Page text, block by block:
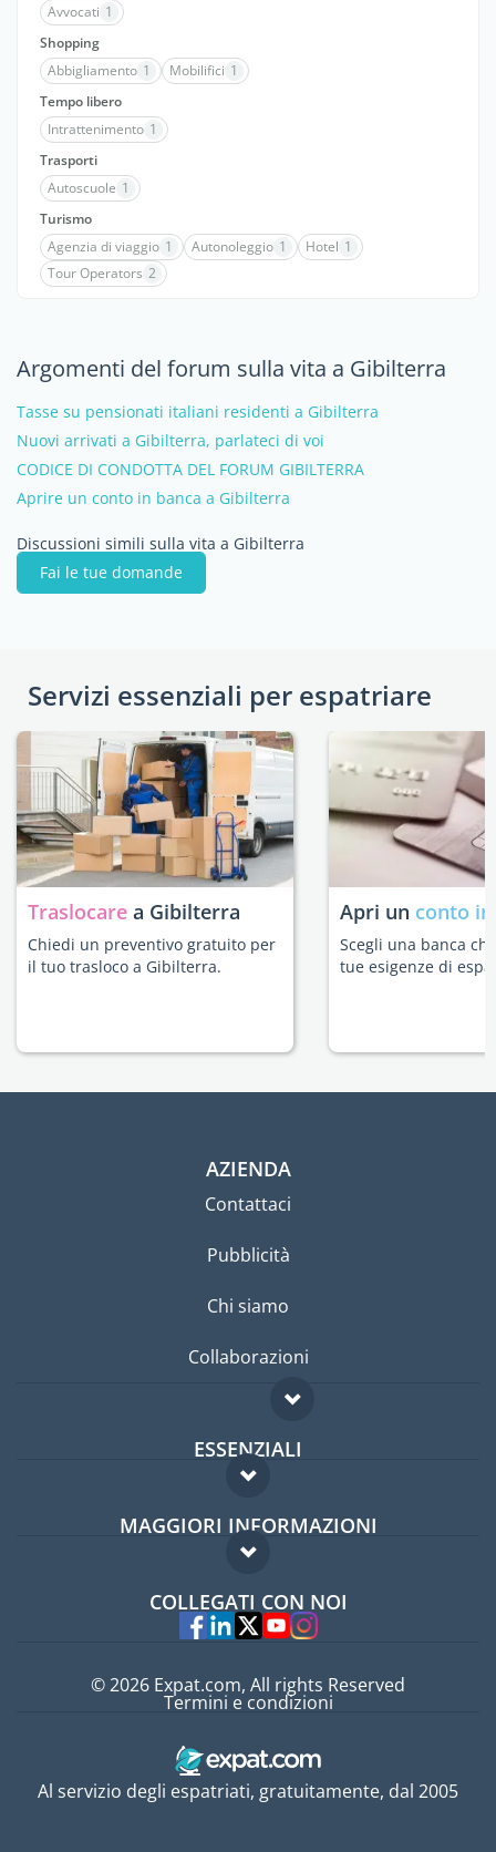
Avvocati 1
Shopping
Abbigliamento 1 Mobilifici 1
Tempo libero
Intrattenimento 1
Trasporti
Autoscuole 1
Turismo
Agenzia di viaggio 1 Autonoleggio 1 Hotel 1
Tour Operators 2
Argomenti del forum sulla vita a Gibilterra
Tasse su pensionati italiani residenti a Gibilterra
Nuovi arrivati a Gibilterra, parlateci di voi
CODICE DI CONDOTTA DEL FORUM GIBILTERRA
Aprire un conto in banca a Gibilterra
Discussioni simili sulla vita a Gibilterra
Fai le tue domande
Servizi essenziali per espatriare
Traslocare a Gibilterra
Chiedi un preventivo gratuito per
il tuo trasloco a Gibilterra.
Apri un conto
Scegli una banca
tue esigenze di
AZIENDA
Contattaci
Pubblicità
Chi siamo
Collaborazioni
ESSENZIALI
Forum per expat
Guida per expat
MAGGIORI INFORMAZIONI
Domande frequenti
Esperti
COLLEGATI CON NOI
Al servizio degli espatriati, gratuitamente, dal 2005
© 2026 Expat.com, All rights Reserved
Termini e condizioni